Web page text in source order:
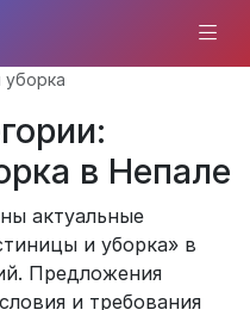
уборка
в Непале
актуальные
и уборка» в
Предложения
и требования